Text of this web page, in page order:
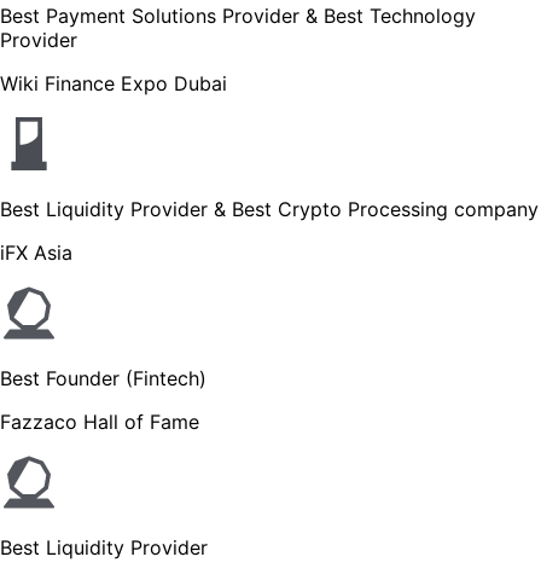
Best Payment Solutions Provider & Best Technology
Provider
Wiki Finance Expo Dubai
Best Liquidity Provider & Best Crypto Processing company
iFX Asia
Best Founder (Fintech)
Fazzaco Hall of Fame
Best Liquidity Provider